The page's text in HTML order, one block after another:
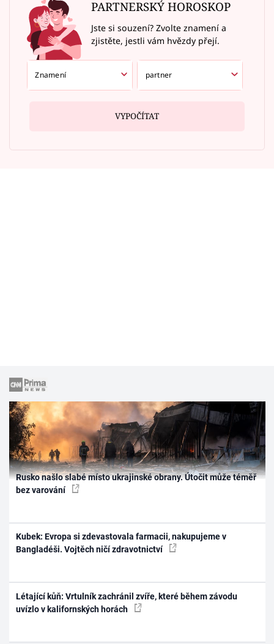
PARTNERSKÝ HOROSKOP
Jste si souzení? Zvolte znamení a
zjistěte, jestli vám hvězdy přejí.
VYPOČÍTAT
Rusko našlo slabé místo ukrajinské obrany. Útočit může téměř
bez varování
Kubek: Evropa si zdevastovala farmacii, nakupujeme v
Bangladéši. Vojtěch ničí zdravotnictví
Létající kůň: Vrtulník zachránil zvíře, které během závodu
uvízlo v kalifornských horách